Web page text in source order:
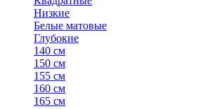
Низкие
Белые матовые
Глубокие
140 см
150 см
155 см
160 см
165 см